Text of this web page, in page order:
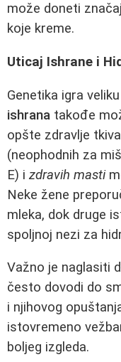
može doneti
koje kreme.
Uticaj Ishrane i
Genetika igra
ishrana takođe
opšte zdravlje
(neophodnih za
E) i zdravih masti
Neke žene
mleka, dok druge
spoljnoj nezi za
Važno je naglasiti
često dovodi do
i njihovog
istovremeno
boljeg izgleda.